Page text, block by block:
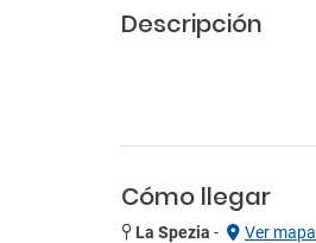
Descripción
Cómo llegar
La Spezia - Ver mapa